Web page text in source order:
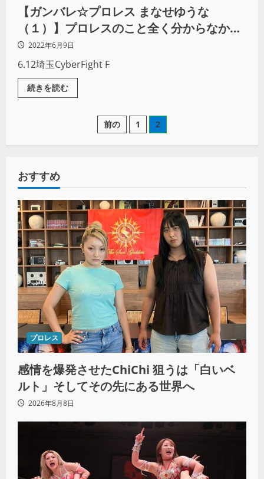
【ガンバレ☆プロレス まなせゆうな
（１）】プロレスのこと全く分からなかっ
たけど、当時はアクション女優になりたか
ったので「はい、やります」と。￼
2022年6月9日
6.12埼玉CyberFight F
続きを読む
前の 1 2
おすすめ
プロレス
感情を爆発させたChiChi 狙うは「白いベ
ルト」そしてその先にある世界へ
2026年8月8日